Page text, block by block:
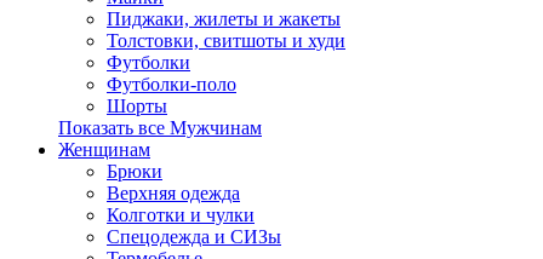
Пиджаки, жилеты и жакеты
Толстовки, свитшоты и худи
Футболки
Футболки-поло
Шорты
Показать все Мужчинам
Женщинам
Брюки
Верхняя одежда
Колготки и чулки
Спецодежда и СИЗы